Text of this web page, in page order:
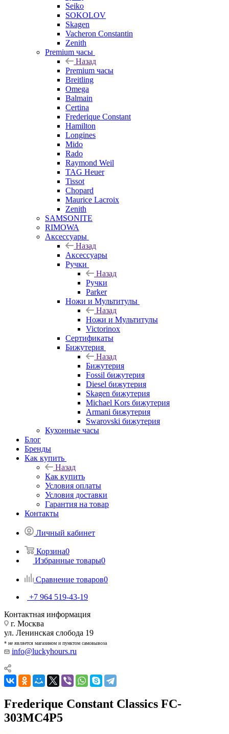
Seiko
SOKOLOV
Skagen
Vacheron Constantin
Zenith
Premium часы
Назад
Premium часы
Breitling
Omega
Balmain
Certina
Frederique Constant
Hamilton
Longines
Mido
Rado
Raymond Weil
TAG Heuer
Tissot
Chopard
Maurice Lacroix
Zenith
SAMSONITE
RIMOWA
Аксессуары
Назад
Аксессуары
Ручки
Назад
Ручки
Parker
Ножи и Мультитулы
Назад
Ножи и Мультитулы
Victorinox
Сертификаты
Бижутерия
Назад
Бижутерия
Fossil бижутерия
Diesel бижутерия
Skagen бижутерия
Michael Kors бижутерия
Armani бижутерия
Swarovski бижутерия
Кухонные часы
Блог
Бренды
Как купить
Назад
Как купить
Условия оплаты
Условия доставки
Гарантия на товар
Контакты
Личный кабинет
Корзина0
Избранные товары0
Сравнение товаров0
+7 964 519-43-19
Контактная информация
г. Москва
ул. Ленинская слобода 19
* не является магазином и пунктом самовывоза
info@luckyhours.ru
Frederique Constant Classics FC-
303MC4P5